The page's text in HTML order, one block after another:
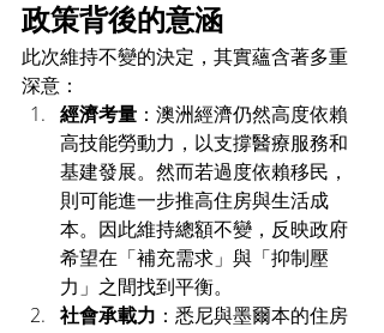
政策背後的意涵
此次維持不變的決定，其實蘊含著多重
深意：
經濟考量 ：澳洲經濟仍然高度依賴
高技能勞動力，以支撐醫療服務和
基建發展。然而若過度依賴移民，
則可能進一步推高住房與生活成
本。因此維持總額不變，反映政府
希望在「補充需求」與「抑制壓
力」之間找到平衡。
社會承載力 ：悉尼與墨爾本的住房